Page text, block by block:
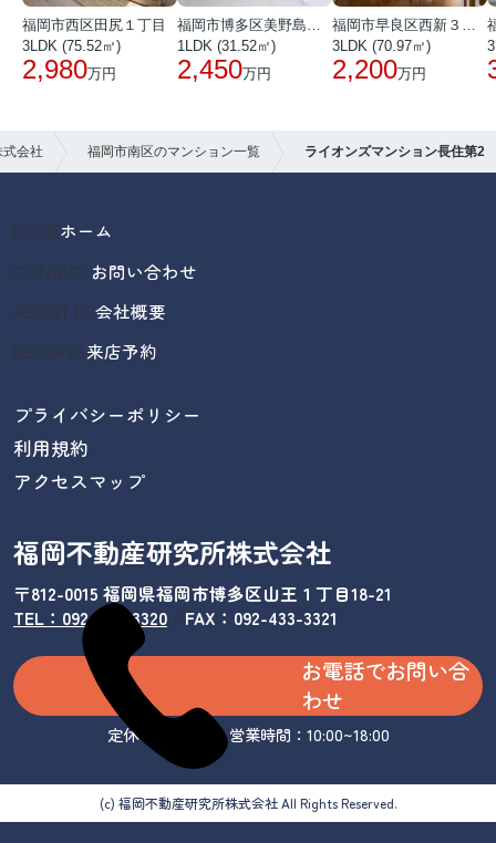
福岡市西区田尻１丁目
3LDK (75.52㎡)
2,980万円
1LDK (31.52㎡)
2,450万円
3LDK (70.97㎡)
2,200万円
会社 福岡市南区のマンション一覧 ライオンズマンション長住第2
HOMEホーム
CONTACTお問い合わせ
ABOUT US会社概要
RESERVE来店予約
プライバシーポリシー
利用規約
アクセスマップ
福岡不動産研究所株式会社
〒812-0015 福岡県福岡市博多区山王１丁目18-21
TEL：092-433-3320/ FAX：092-433-3321
お電話でお問い合
わせ
定休日：水曜日 営業時間：10:00~18:00
(c) 福岡不動産研究所株式会社 All Rights Reserved.